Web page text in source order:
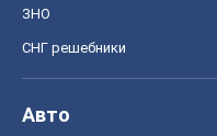
ЗНО
СНГ решебники
Авто